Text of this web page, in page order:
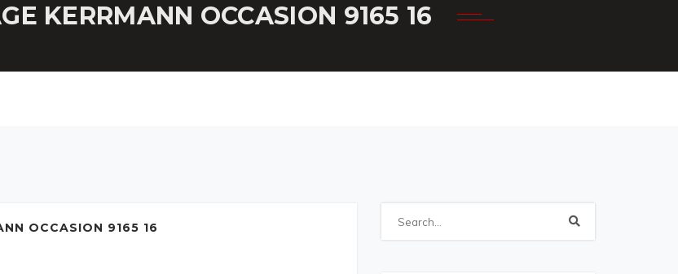
KERRMANN OCCASION 9165 16
OCCASION 9165 16